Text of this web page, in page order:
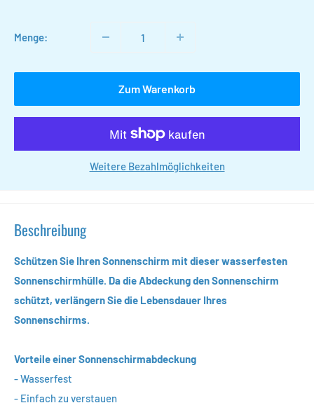
Menge:
Zum Warenkorb
Weitere Bezahlmöglichkeiten
Beschreibung
Schützen Sie Ihren Sonnenschirm mit dieser wasserfesten
Sonnenschirmhülle. Da die Abdeckung den Sonnenschirm
schützt, verlängern Sie die Lebensdauer Ihres
Sonnenschirms.
Vorteile einer Sonnenschirmabdeckung
- Wasserfest
- Einfach zu verstauen